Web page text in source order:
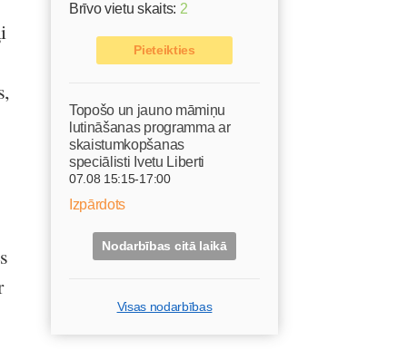
Brīvo vietu skaits: 2
Pieteikties
Topošo un jauno māmiņu
lutināšanas programma ar
skaistumkopšanas
speciālisti Ivetu Liberti
07.08 15:15-17:00
Izpārdots
Nodarbības citā laikā
Visas nodarbības